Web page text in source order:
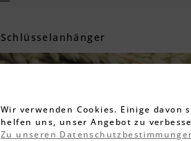
Schlüsselanhänger
Wir verwenden Cookies. Einige
helfen uns, unser Angebot zu
Zu unseren